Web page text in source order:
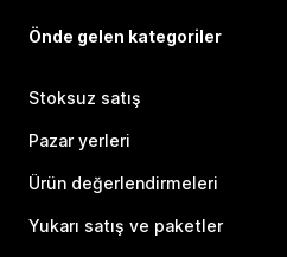
Önde gelen kategoriler
Stoksuz satış
Pazar yerleri
Ürün değerlendirmeleri
Yukarı satış ve paketler